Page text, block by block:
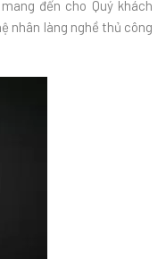
đến cho Quý khách
nhân làng nghề thủ công